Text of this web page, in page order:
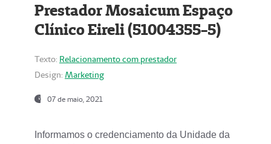
Prestador Mosaicum Espaço
Clínico Eireli (51004355-5)
Texto: Relacionamento com prestador
Design: Marketing
07 de maio, 2021
Informamos o credenciamento da Unidade da